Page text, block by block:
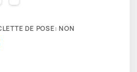
DE POSE: NON